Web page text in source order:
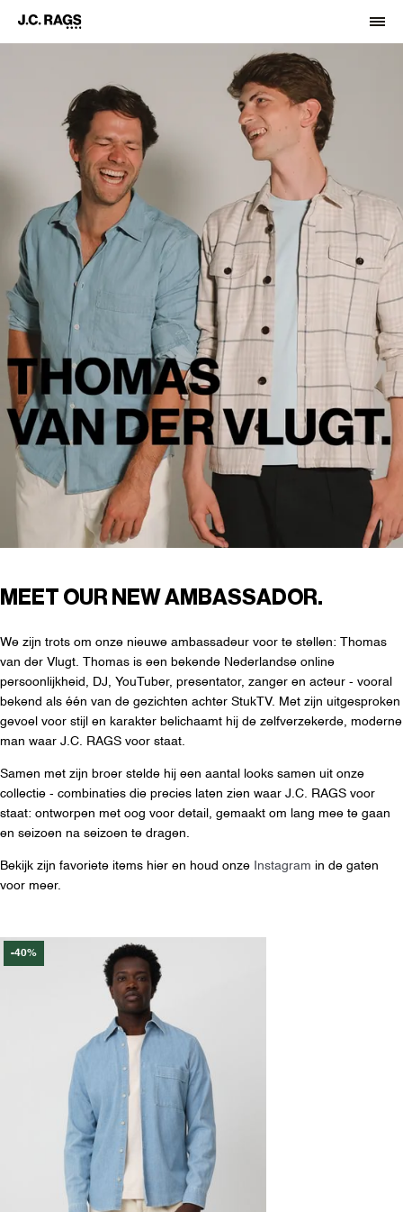
MEET OUR NEW AMBASSADOR.
We zijn trots om onze nieuwe ambassadeur voor te stellen: Thomas
van der Vlugt. Thomas is een bekende Nederlandse online
persoonlijkheid, DJ, YouTuber, presentator, zanger en acteur - vooral
bekend als één van de gezichten achter StukTV. Met zijn uitgesproken
gevoel voor stijl en karakter belichaamt hij de zelfverzekerde, moderne
man waar J.C. RAGS voor staat.
Samen met zijn broer stelde hij een aantal looks samen uit onze
collectie - combinaties die precies laten zien waar J.C. RAGS voor
staat: ontworpen met oog voor detail, gemaakt om lang mee te gaan
en seizoen na seizoen te dragen.
Bekijk zijn favoriete items hier en houd onze Instagram in de gaten
voor meer.
-40%